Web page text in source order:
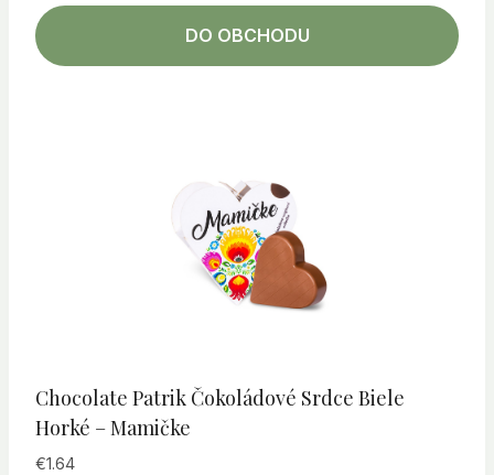
DO OBCHODU
Chocolate Patrik Čokoládové Srdce Biele
Horké – Mamičke
€1.64